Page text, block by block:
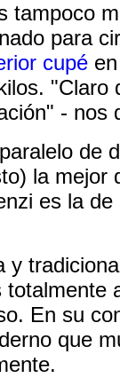
tampoco
para
cupé
"Claro
- nos
de
la mejor
es la
y
totalmente
En su
que